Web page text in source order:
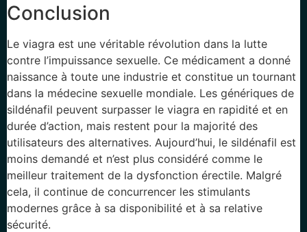
Conclusion
Le viagra est une véritable révolution dans la lutte
contre l’impuissance sexuelle. Ce médicament a donné
naissance à toute une industrie et constitue un tournant
dans la médecine sexuelle mondiale. Les génériques de
sildénafil peuvent surpasser le viagra en rapidité et en
durée d’action, mais restent pour la majorité des
utilisateurs des alternatives. Aujourd’hui, le sildénafil est
moins demandé et n’est plus considéré comme le
meilleur traitement de la dysfonction érectile. Malgré
cela, il continue de concurrencer les stimulants
modernes grâce à sa disponibilité et à sa relative
sécurité.